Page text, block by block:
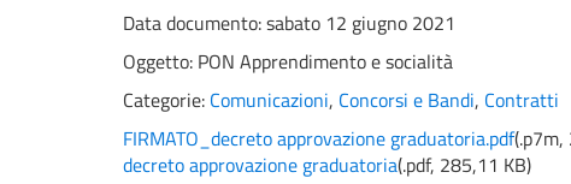
Data documento: sabato 12 giugno 2021
Oggetto: PON Apprendimento e socialità
Categorie: Comunicazioni, Concorsi e Bandi, Contratti
FIRMATO_decreto approvazione graduatoria.pdf(.p7m,
decreto approvazione graduatoria(.pdf, 285,11 KB)